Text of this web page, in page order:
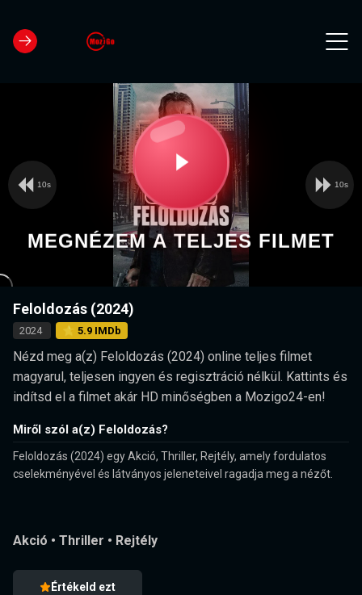
loading.
Play
Video
10s 10s
MEGNÉZEM A TELJES FILMET
Feloldozás (2024)
2024 ⭐ 5.9 IMDb
Nézd meg a(z) Feloldozás (2024) online teljes filmet
magyarul, teljesen ingyen és regisztráció nélkül. Kattints és
indítsd el a filmet akár HD minőségben a Mozigo24-en!
Miről szól a(z) Feloldozás?
Feloldozás (2024) egy Akció, Thriller, Rejtély, amely fordulatos
cselekményével és látványos jeleneteivel ragadja meg a nézőt.
Akció • Thriller • Rejtély
Értékeld ezt